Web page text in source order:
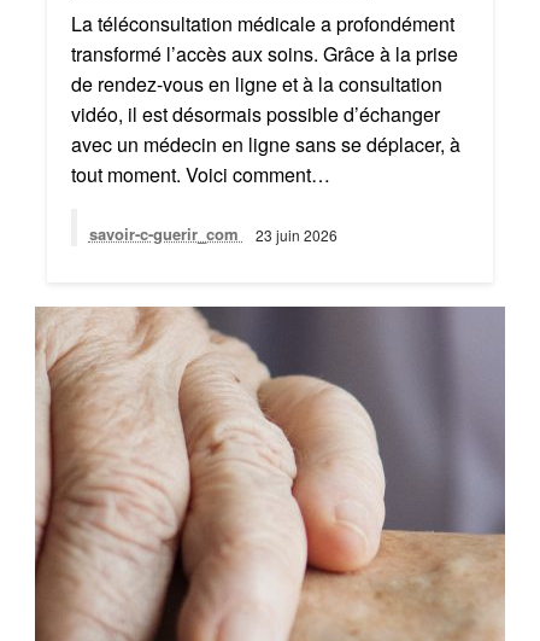
La téléconsultation médicale a profondément
transformé l’accès aux soins. Grâce à la prise
de rendez-vous en ligne et à la consultation
vidéo, il est désormais possible d’échanger
avec un médecin en ligne sans se déplacer, à
tout moment. Voici comment…
savoir-c-guerir_com 23 juin 2026